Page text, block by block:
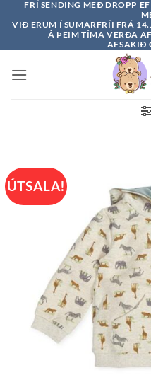
FRÍ SENDING MEÐ DROPP
VIÐ ERUM Í SUMARFRÍI FRÁ
Á ÞEIM TÍMA VERÐA
AFSAKIÐ
ÚTSALA!